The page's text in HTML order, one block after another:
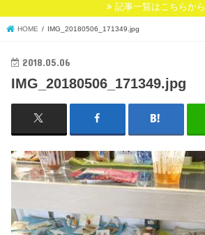
記事一覧はこちらから
HOME IMG_20180506_171349.jpg
2018.05.06
IMG_20180506_171349.jpg